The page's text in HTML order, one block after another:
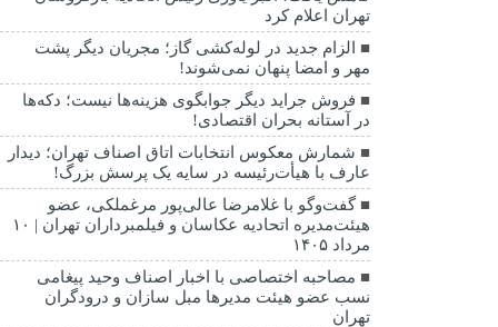
تهران اعلام کرد
الزام جدید در لوله‌کشی گاز؛ مجریان دیگر پشت
مهر و امضا پنهان نمی‌شوند!
فروش جراید دیگر جوابگوی هزینه‌ها نیست؛ دکه‌ها
در آستانه بحران اقتصادی!
شمارش معکوس انتخابات اتاق اصناف تهران؛ دیدار
عارف با هیأت‌رئیسه در سایه یک پرسش بزرگ!
گفت‌وگو با غلامرضا عالی‌پور مرغملکی، عضو
هیئت‌مدیره اتحادیه عکاسان و فیلمبرداران تهران | ۱۰
مرداد ۱۴۰۵
مصاحبه اختصاصی با اخبار اصناف وحید پیغامی
نسب عضو هیئت مدیرها مبل سازان و درودگران
تهران